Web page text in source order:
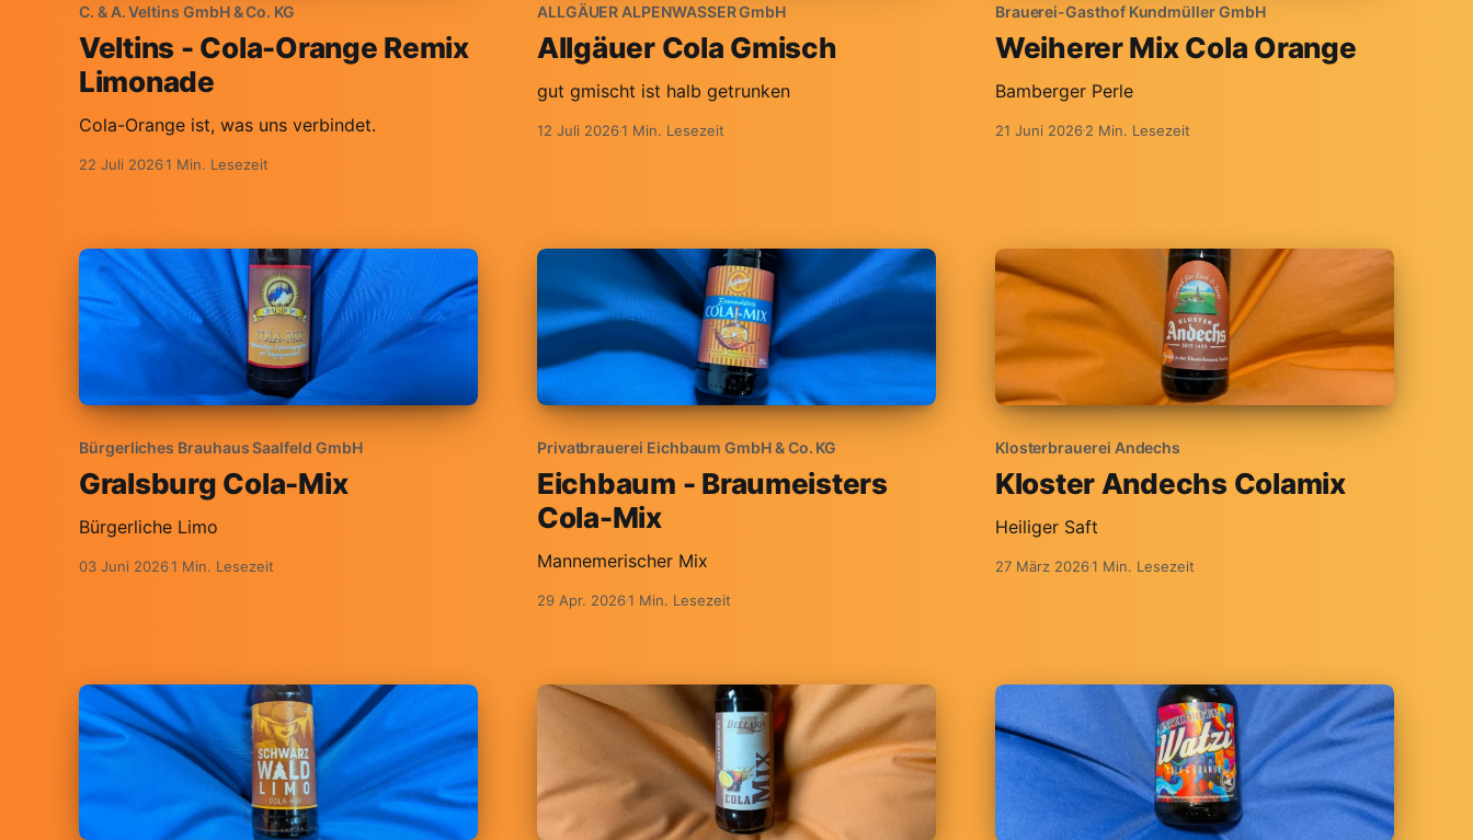
C. & A. Veltins GmbH & Co. KG
Veltins - Cola-Orange Remix
Limonade
Cola-Orange ist, was uns verbindet.
22 Juli 20261 Min. Lesezeit
ALLGÄUER ALPENWASSER GmbH
Allgäuer Cola Gmisch
gut gmischt ist halb getrunken
12 Juli 20261 Min. Lesezeit
Brauerei-Gasthof Kundmüller GmbH
Weiherer Mix Cola Orange
Bamberger Perle
21 Juni 20262 Min. Lesezeit
Bürgerliches Brauhaus Saalfeld GmbH
Gralsburg Cola-Mix
Bürgerliche Limo
03 Juni 20261 Min. Lesezeit
Privatbrauerei Eichbaum GmbH & Co. KG
Eichbaum - Braumeisters
Cola-Mix
Mannemerischer Mix
29 Apr. 20261 Min. Lesezeit
Klosterbrauerei Andechs
Kloster Andechs Colamix
Heiliger Saft
27 März 20261 Min. Lesezeit